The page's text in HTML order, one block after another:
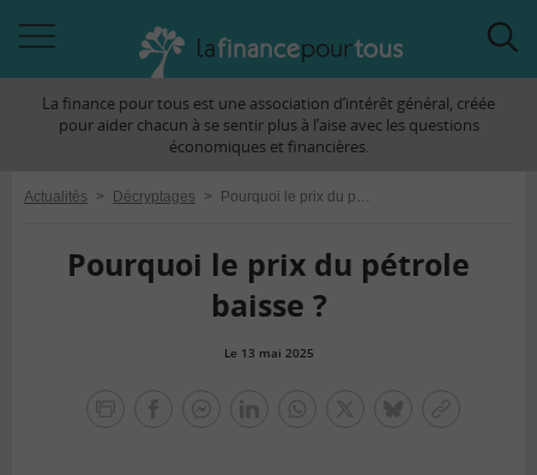
àLa finance pour tous est une association d’intérêt général, créée
pour aider chacun à se sentir plus à l’aise avec les questions
économiques et financières.
Actualités > Décryptages > Pourquoi le prix du pétrole baisse ?
Pourquoi le prix du pétrole
baisse ?
Le 13 mai 2025